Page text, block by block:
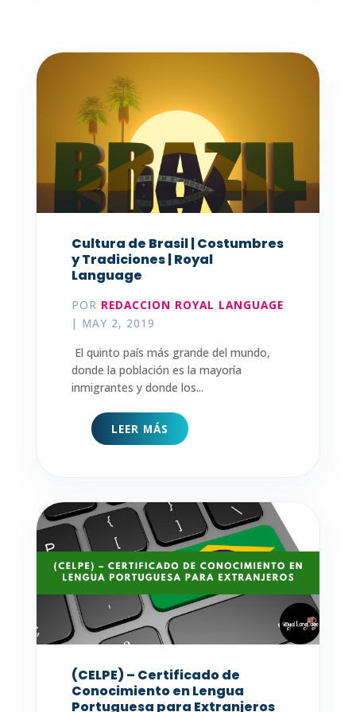
Cultura de Brasil | Costumbres
y Tradiciones | Royal
Language
POR REDACCION ROYAL LANGUAGE
| MAY 2, 2019
El quinto país más grande del mundo,
donde la población es la mayoría
inmigrantes y donde los...
LEER MÁS
(CELPE) – Certificado de
Conocimiento en Lengua
Portuguesa para Extranjeros